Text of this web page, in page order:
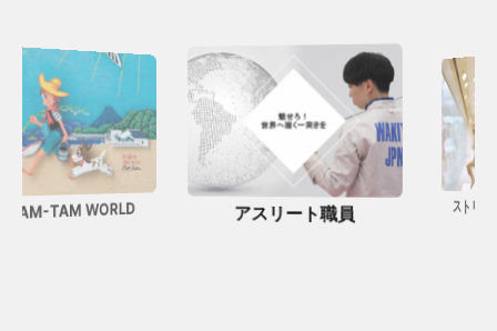
TAM WORLD アスリート職員 ストリートギ